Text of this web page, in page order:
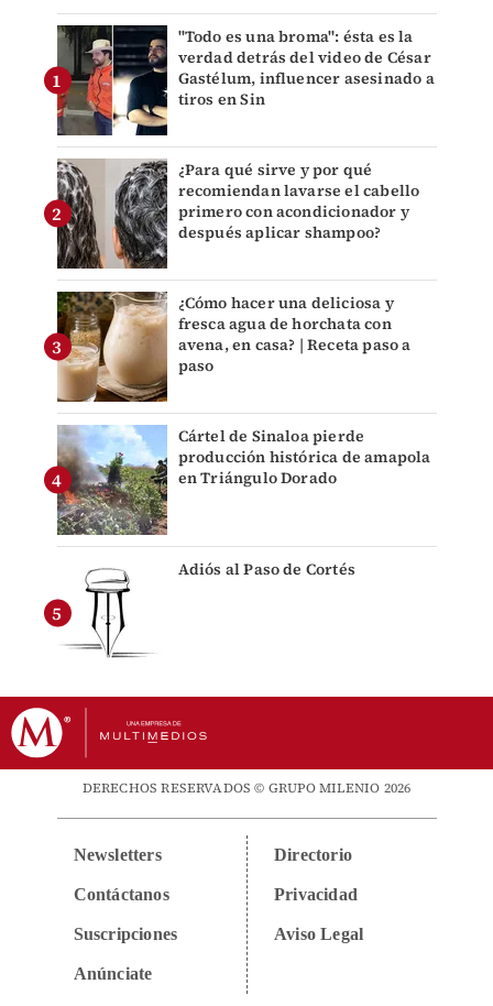
"Todo es una broma": ésta es la
verdad detrás del video de César
Gastélum, influencer asesinado a
tiros en Sin
¿Para qué sirve y por qué
recomiendan lavarse el cabello
primero con acondicionador y
después aplicar shampoo?
¿Cómo hacer una deliciosa y
fresca agua de horchata con
avena, en casa? | Receta paso a
paso
Cártel de Sinaloa pierde
producción histórica de amapola
en Triángulo Dorado
Adiós al Paso de Cortés
DERECHOS RESERVADOS © GRUPO MILENIO 2026
Newsletters
Contáctanos
Suscripciones
Anúnciate
Directorio
Privacidad
Aviso Legal